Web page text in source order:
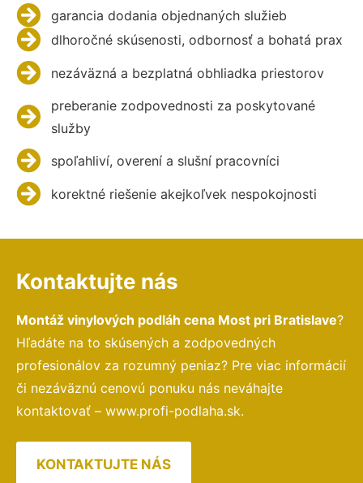
garancia dodania objednaných služieb
dlhoročné skúsenosti, odbornosť a bohatá prax
nezáväzná a bezplatná obhliadka priestorov
preberanie zodpovednosti za poskytované
služby
spoľahliví, overení a slušní pracovníci
korektné riešenie akejkoľvek nespokojnosti
Kontaktujte nás
Montáž vinylových podláh cena Most pri Bratislave?
Hľadáte na to skúsených a zodpovedných
profesionálov za rozumný peniaz? Pre viac informácií
či nezáväznú cenovú ponuku nás neváhajte
kontaktovať – www.profi-podlaha.sk.
KONTAKTUJTE NÁS